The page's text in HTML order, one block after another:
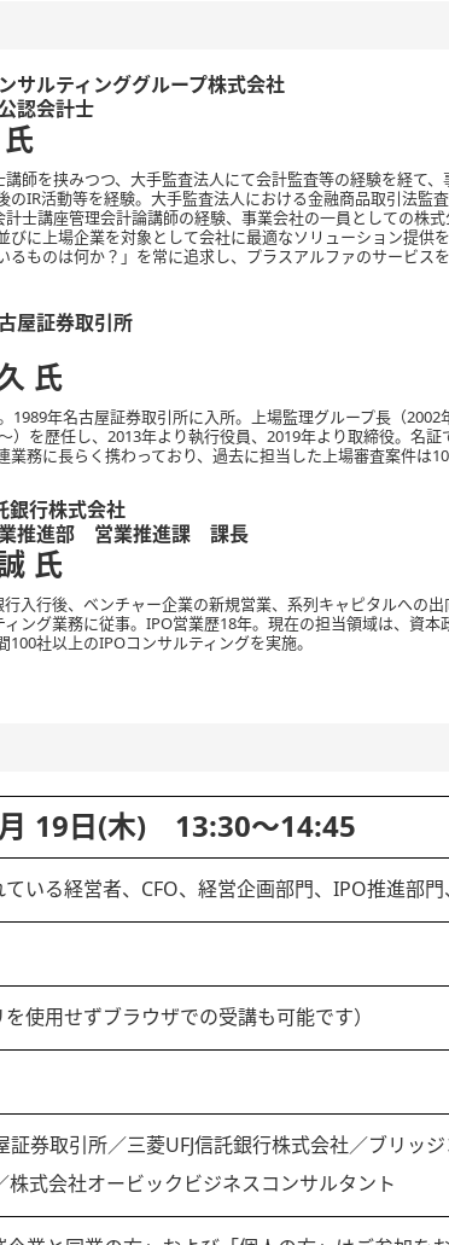
サルティンググループ株式会社
認会計士
氏
講師を挟みつつ、大手監査法人にて会計監査等の経験を経て
のIR活動等を経験。大手監査法人における金融商品取引法監
計士講座管理会計論講師の経験、事業会社の一員としての株
びに上場企業を対象として会社に最適なソリューション提供
るものは何か？」を常に追求し、プラスアルファのサービス
屋証券取引所
氏
1989年名古屋証券取引所に入所。上場監理グループ長（2002
）を歴任し、2013年より執行役員、2019年より取締役。名証
業務に長らく携わっており、過去に担当した上場審査案件は
銀行株式会社
業推進部 営業推進課 課長
氏
行入行後、ベンチャー企業の新規営業、系列キャピタルへの出
ィング業務に従事。IPO営業歴18年。現在の担当領域は、資本
100社以上のIPOコンサルティングを実施。
19日(木) 13:30～14:45
ている経営者、CFO、経営企画部門、IPO推進部
使用せずブラウザでの受講も可能です）
証券取引所／三菱UFJ信託銀行株式会社／ブリッ
株式会社オービックビジネスコンサルタント